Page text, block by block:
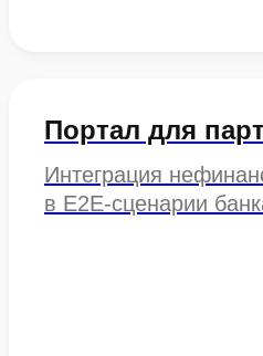
Портал для
Интеграция
в E2E-сценарии